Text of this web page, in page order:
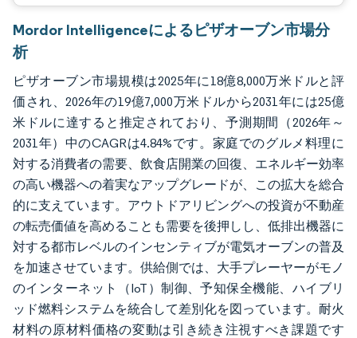
Mordor Intelligenceによるピザオーブン市場分
析
ピザオーブン市場規模は2025年に18億8,000万米ドルと評
価され、2026年の19億7,000万米ドルから2031年には25億
米ドルに達すると推定されており、予測期間（2026年～
2031年）中のCAGRは4.84%です。家庭でのグルメ料理に
対する消費者の需要、飲食店開業の回復、エネルギー効率
の高い機器への着実なアップグレードが、この拡大を総合
的に支えています。アウトドアリビングへの投資が不動産
の転売価値を高めることも需要を後押しし、低排出機器に
対する都市レベルのインセンティブが電気オーブンの普及
を加速させています。供給側では、大手プレーヤーがモノ
のインターネット（IoT）制御、予知保全機能、ハイブリ
ッド燃料システムを統合して差別化を図っています。耐火
材料の原材料価格の変動は引き続き注視すべき課題です